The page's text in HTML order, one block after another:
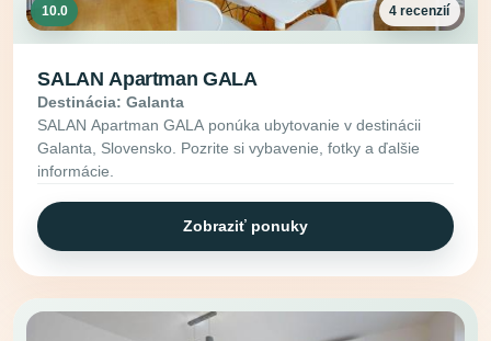
10.0 4 recenzií
SALAN Apartman GALA
Destinácia: Galanta
SALAN Apartman GALA ponúka ubytovanie v destinácii
Galanta, Slovensko. Pozrite si vybavenie, fotky a ďalšie
informácie.
Zobraziť ponuky